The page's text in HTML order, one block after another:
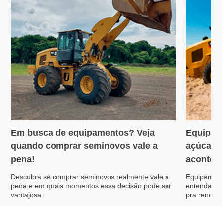
Variedades
Em busca de equipamentos? Veja
quando comprar seminovos vale a
pena!
Descubra se comprar seminovos realmente vale a
pena e em quais momentos essa decisão pode ser
vantajosa.
açúcar:
entenda
pra